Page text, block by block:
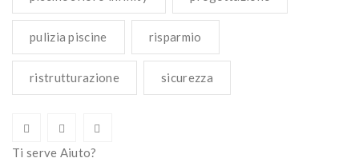
pulizia piscine risparmio
ristrutturazione sicurezza
Ti serve Aiuto?